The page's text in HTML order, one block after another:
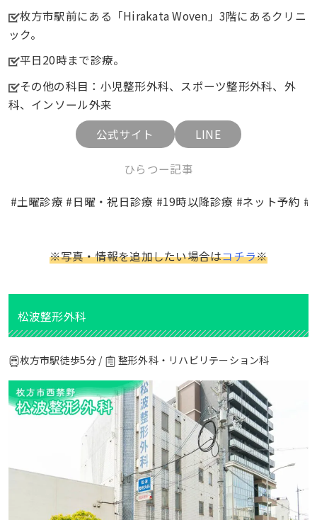
枚方市駅前にある「Hirakata Woven」3階にあるクリニ
ック。
平日20時まで診療。
その他の科目：小児整形外科、スポーツ整形外科、外
科、インソール外来
公式サイト
LINE
ひらつー記事
#土曜診療 #日曜・祝日診療 #19時以降診療 #ネット予約
※写真・情報を追加したい場合はコチラ※
松波整形外科
枚方市駅徒歩5分 / 整形外科・リハビリテーション科